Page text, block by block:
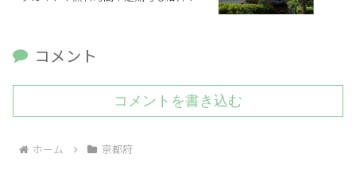
コメント
コメントを書き込む
ホーム 京都府